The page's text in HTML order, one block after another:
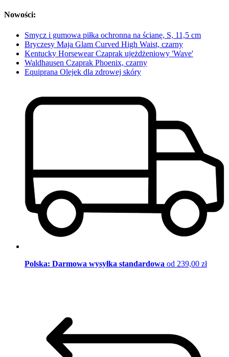
Nowości:
Smycz i gumowa piłka ochronna na ścianę, S, 11,5 cm
Bryczesy Maja Glam Curved High Waist, czarny
Kentucky Horsewear Czaprak ujeżdżeniowy 'Wave'
Waldhausen Czaprak Phoenix, czarny
Equiprana Olejek dla zdrowej skóry
Polska: Darmowa wysyłka standardowa od 239,00 zł